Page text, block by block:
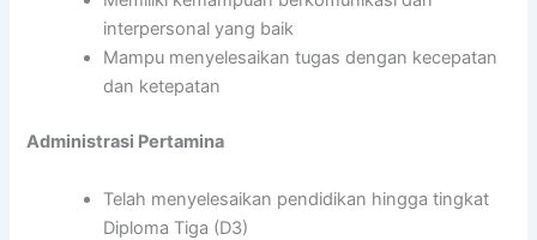
interpersonal yang baik
Mampu menyelesaikan tugas dengan kecepatan
dan ketepatan
Administrasi Pertamina
Telah menyelesaikan pendidikan hingga tingkat
Diploma Tiga (D3)